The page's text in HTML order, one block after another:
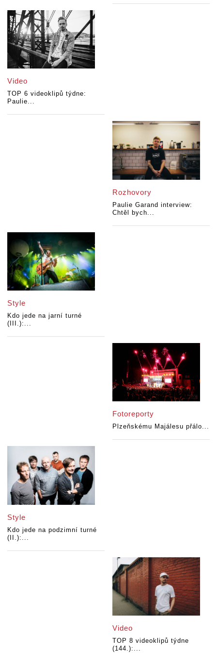
Video
TOP 6 videoklipů týdne:
Paulie...
Rozhovory
Paulie Garand interview:
Chtěl bych...
Style
Kdo jede na jarní turné
(III.):...
Fotoreporty
Plzeňskému Majálesu přálo...
Style
Kdo jede na podzimní turné
(II.):...
Video
TOP 8 videoklipů týdne
(144.):...